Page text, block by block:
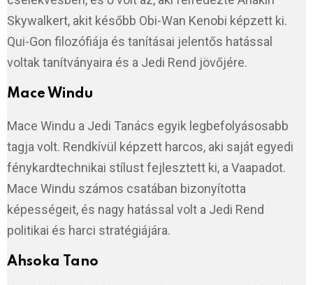
Skywalkert, akit később Obi-Wan Kenobi képzett ki.
Qui-Gon filozófiája és tanításai jelentős hatással
voltak tanítványaira és a Jedi Rend jövőjére.
Mace Windu
Mace Windu a Jedi Tanács egyik legbefolyásosabb
tagja volt. Rendkívül képzett harcos, aki saját egyedi
fénykardtechnikai stílust fejlesztett ki, a Vaapadot.
Mace Windu számos csatában bizonyította
képességeit, és nagy hatással volt a Jedi Rend
politikai és harci stratégiájára.
Ahsoka Tano